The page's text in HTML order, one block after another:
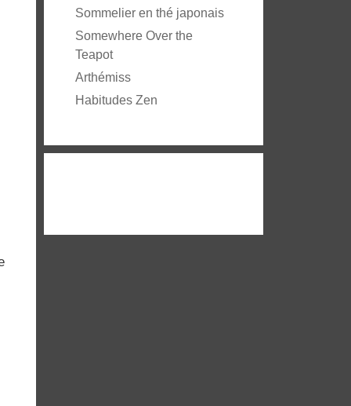
Sommelier en thé japonais
Somewhere Over the
Teapot
Arthémiss
Habitudes Zen